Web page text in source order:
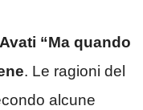
“Ma quando
. Le ragioni del
alcune